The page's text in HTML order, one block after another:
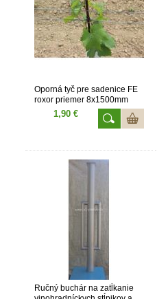
Oporná tyč pre sadenice FE
roxor priemer 8x1500mm
1,90 €
Ručný buchár na zatĺkanie